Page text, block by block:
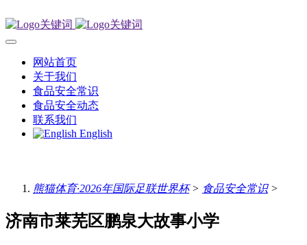
网站首页
关于我们
食品安全常识
食品安全动态
联系我们
English
熊猫体育·2026年国际足联世界杯> 食品安全常识>
济南市莱芜区鹏泉大故事小学